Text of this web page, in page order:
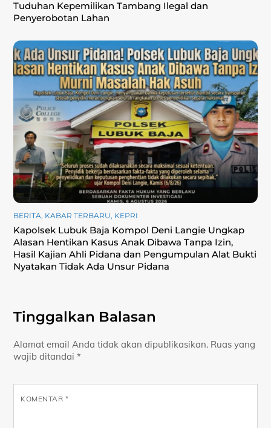
Tuduhan Kepemilikan Tambang Ilegal dan
Penyerobotan Lahan
BERITA, KABAR TERBARU, KEPRI
Kapolsek Lubuk Baja Kompol Deni Langie Ungkap
Alasan Hentikan Kasus Anak Dibawa Tanpa Izin,
Hasil Kajian Ahli Pidana dan Pengumpulan Alat Bukti
Nyatakan Tidak Ada Unsur Pidana
Tinggalkan Balasan
Alamat email Anda tidak akan dipublikasikan. Ruas yang
wajib ditandai*
KOMENTAR *